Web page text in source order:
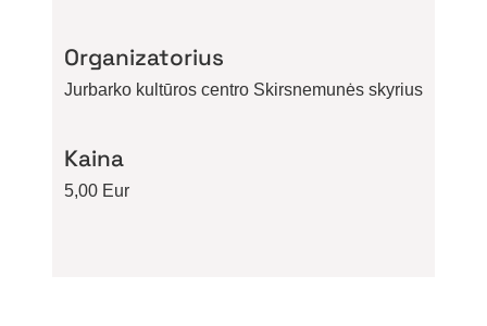
Organizatorius
Jurbarko kultūros centro Skirsnemunės skyrius
Kaina
5,00 Eur